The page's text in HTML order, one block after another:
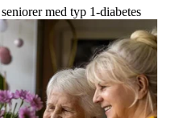
med typ 1-diabetes